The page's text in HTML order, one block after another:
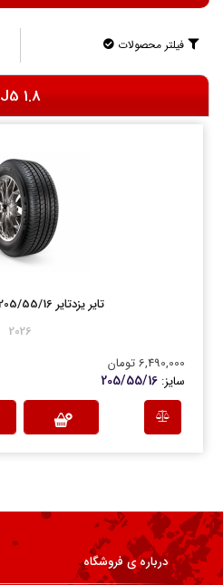
فیلتر محصولات
J5 1.8
تایر یزدتایر 205/55/16 SKY YAZD
2026
6,490,000 تومان
سایز: 205/55/16
درباره ی فروشگاه